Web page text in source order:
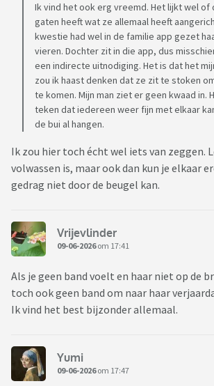
Ik vind het ook erg vreemd. Het lijkt wel of
gaten heeft wat ze allemaal heeft
kwestie had wel in de familie app gezet
vieren. Dochter zit in die app, dus
een indirecte uitnodiging. Het is dat het
zou ik haast denken dat ze zit te stoken
te komen. Mijn man ziet er geen kwaad in.
teken dat iedereen weer fijn met elkaar
de bui al hangen.
Ik zou hier toch écht wel iets van zeggen.
volwassen is, maar ook dan kun je elkaar
gedrag niet door de beugel kan.
Vrijevlinder
09-06-2026om 17:41
Als je geen band voelt en haar niet op de
toch ook geen band om naar haar
Ik vind het best bijzonder allemaal.
Yumi
09-06-2026om 17:47